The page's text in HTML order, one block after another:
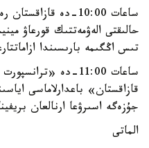
ساعات 10:00-دە
حالىقتى الەۋمەتتىك قورعاۋ
تىس اڭگىمە بارىسىندا
ساعات 11:00-دە
قازاقستان» باعدارلاماسى
جۇزەگە اسىرۋعا ارنالعان
الماتى